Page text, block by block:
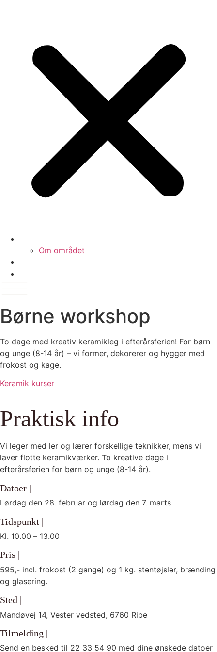
Om området
Børne workshop
To dage med kreativ keramikleg i efterårsferien! For børn
og unge (8-14 år) – vi former, dekorerer og hygger med
frokost og kage.
Keramik kurser
Praktisk info
Vi leger med ler og lærer forskellige teknikker, mens vi
laver flotte keramikværker. To kreative dage i
efterårsferien for børn og unge (8-14 år).
Datoer |
Lørdag den 28. februar og lørdag den 7. marts
Tidspunkt |
Kl. 10.00 – 13.00
Pris |
595,- incl. frokost (2 gange) og 1 kg. stentøjsler, brænding
og glasering.
Sted |
Mandøvej 14, Vester vedsted, 6760 Ribe
Tilmelding |
Send en besked til 22 33 54 90 med dine ønskede datoer